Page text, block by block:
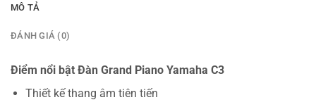
MÔ TẢ
ĐÁNH GIÁ (0)
Điểm nổi bật Đàn Grand Piano Yamaha C3
Thiết kế thang âm tiên tiến